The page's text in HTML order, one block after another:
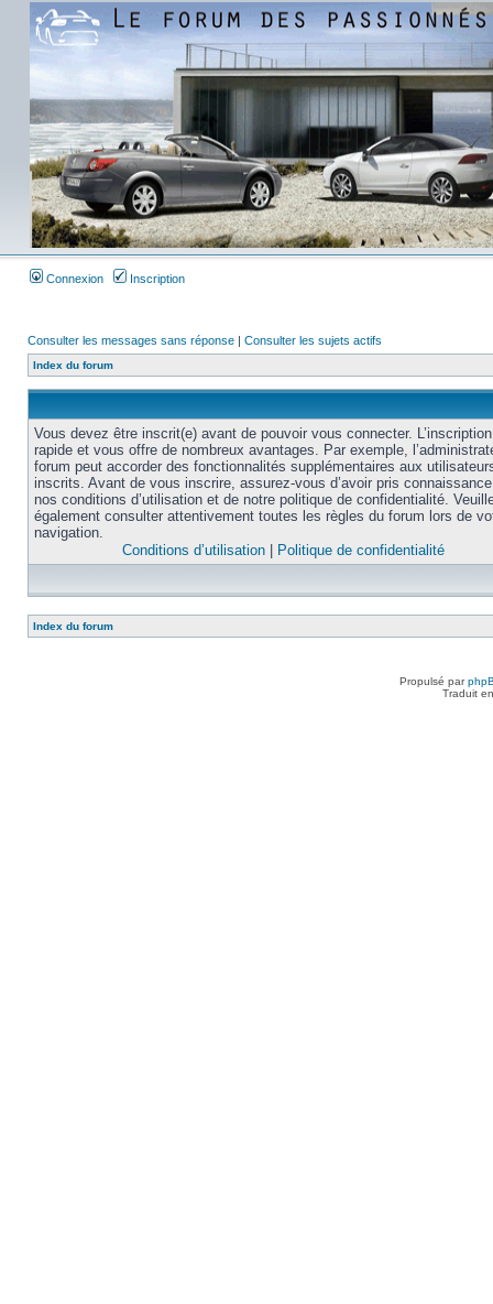
Connexion Inscription
Consulter les messages sans réponse | Consulter les sujets actifs
Index du forum
Vous devez être inscrit(e) avant de pouvoir vous connecter.
rapide et vous offre de nombreux avantages. Par exemple,
forum peut accorder des fonctionnalités supplémentaires aux
inscrits. Avant de vous inscrire, assurez-vous d’avoir pris
nos conditions d’utilisation et de notre politique de confidentialité.
également consulter attentivement toutes les règles du forum lors de
navigation.
Conditions d’utilisation
Politique de confidentialité
Index du forum
Propulsé par
Traduit